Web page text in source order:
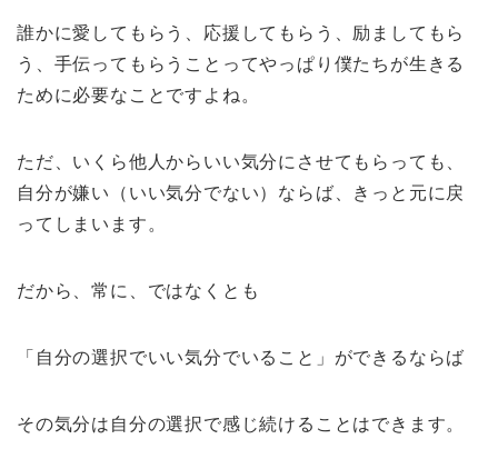
誰かに愛してもらう、応援してもらう、励ましてもら
う、手伝ってもらうことってやっぱり僕たちが生きる
ために必要なことですよね。
ただ、いくら他人からいい気分にさせてもらっても、
自分が嫌い（いい気分でない）ならば、きっと元に戻
ってしまいます。
だから、常に、ではなくとも
「自分の選択でいい気分でいること」ができるならば
その気分は自分の選択で感じ続けることはできます。